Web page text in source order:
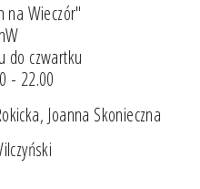
na Wieczór"
do czwartku
- 22.00
Joanna Skonieczna